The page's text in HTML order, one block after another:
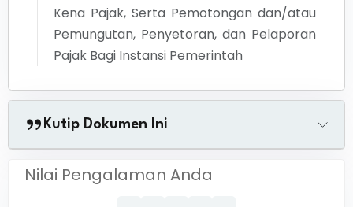
Kena Pajak, Serta Pemotongan dan/atau
Pemungutan, Penyetoran, dan Pelaporan
Pajak Bagi Instansi Pemerintah
Kutip Dokumen Ini
Nilai Pengalaman Anda